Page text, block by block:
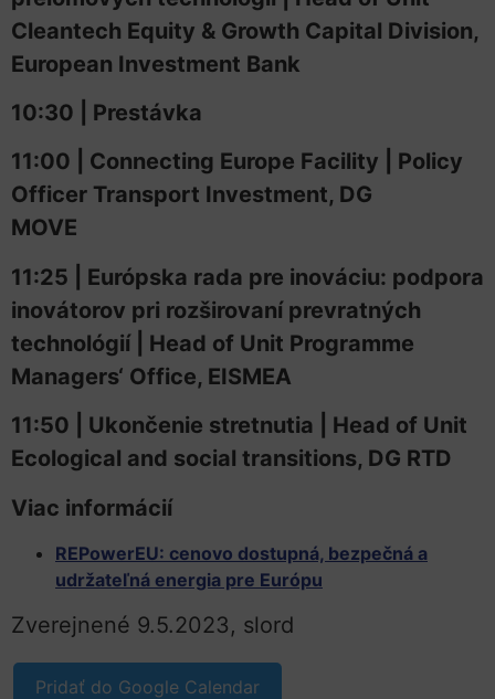
Cleantech Equity & Growth Capital Division,
European Investment Bank
10:30 | Prestávka
11:00 | Connecting Europe Facility | Policy
Officer Transport Investment, DG
MOVE
11:25 | Európska rada pre inováciu: podpora
inovátorov pri rozširovaní prevratných
technológií | Head of Unit Programme
Managers‘ Office, EISMEA
11:50 | Ukončenie stretnutia | Head of Unit
Ecological and social transitions, DG RTD
Viac informácií
REPowerEU: cenovo dostupná, bezpečná a
udržateľná energia pre Európu
Zverejnené 9.5.2023, slord
Pridať do Google Calendar